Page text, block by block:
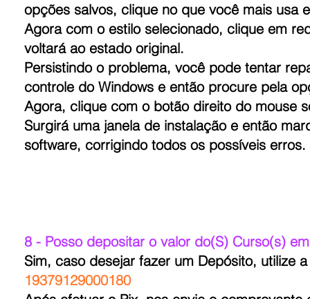
opções salvos, clique no que você mais usa
Agora com o estilo selecionado, clique em
voltará ao estado original.
Persistindo o problema, você pode tentar
controle do Windows e então procure pela
Agora, clique com o botão direito do mouse
Surgirá uma janela de instalação e então
software, corrigindo todos os possíveis erros.
8 - Posso depositar o valor do(S) Curso(s)
Sim, caso desejar fazer um Depósito, utilize
19379129000180